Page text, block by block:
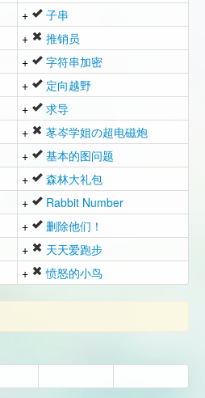
+
子串
+
推销员
+
字符串加密
+
定向越野
+
求导
+
苳岑学姐の超电磁炮
+
基本的图问题
+
森林大礼包
+
Rabbit Number
+
删除他们！
+
天天爱跑步
+ 愤怒的小鸟